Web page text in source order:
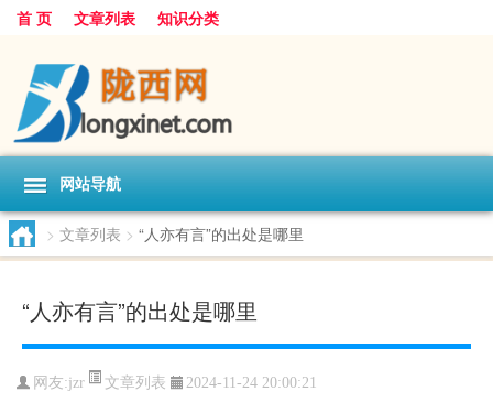
首 页 文章列表 知识分类
网站导航
> 文章列表 > “人亦有言”的出处是哪里
“人亦有言”的出处是哪里
网友:jzr 文章列表 2024-11-24 20:00:21